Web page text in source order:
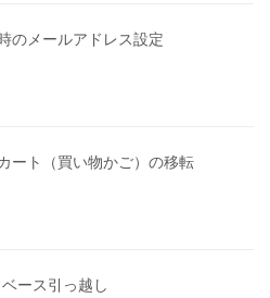
のメールアドレス設定
ート（買い物かご）の移転
ース引っ越し